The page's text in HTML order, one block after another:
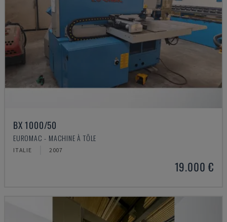
BX 1000/50
EUROMAC - MACHINE À TÔLE
ITALIE 2007
19.000 €